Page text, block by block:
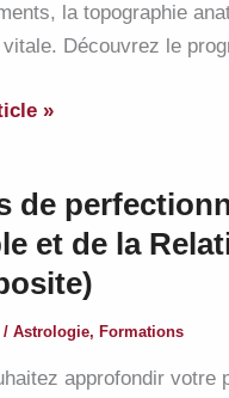
la topographie
vitale. Découvrez le
»
de
et de la
/Astrologie, Formations
approfondir votre